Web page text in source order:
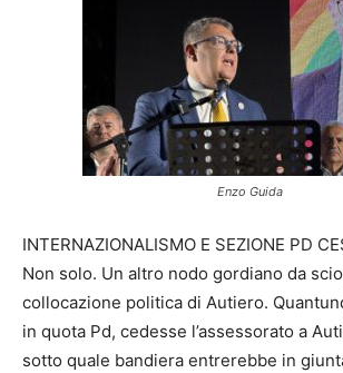
Enzo Guida
INTERNAZIONALISMO E SEZIONE PD
Non solo. Un altro nodo gordiano da
collocazione politica di Autiero.
in quota Pd, cedesse l’assessorato a
sotto quale bandiera entrerebbe in